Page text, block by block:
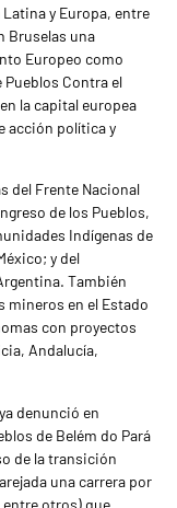
y Europa, entre
Bruselas una
Europeo como
Contra el
la capital europea
acción política y
del Frente Nacional
de los Pueblos,
Indígenas de
y del
También
mineros en el Estado
con proyectos
Andalucía,
denunció en
de Belém do Pará
de la transición
una carrera por
otros) que